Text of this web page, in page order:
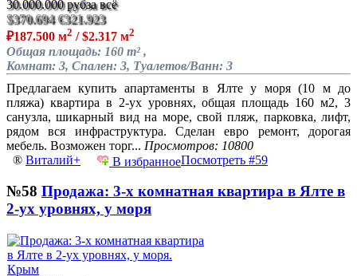
30.000.000 рубза всё
$370.694 €321.923
₽187.500 м2 / $2.317 м2
Общая площадь: 160 m² ,
Комнат: 3, Спален: 3, Туалетов/Ванн: 3
Предлагаем купить апартаменты в Ялте у моря (10 м до
пляжа) квартира в 2-ух уровнях, общая площадь 160 м2, 3
санузла, шикарный вид на море, свой пляж, парковка, лифт,
рядом вся инфраструктура. Сделан евро ремонт, дорогая
мебель. Возможен торг... Просмотров: 10800
® Виталий+ В избранноеПосмотреть #59
№58 Продажа: 3-х комнатная квартира в Ялте в
2-ух уровнях, у моря